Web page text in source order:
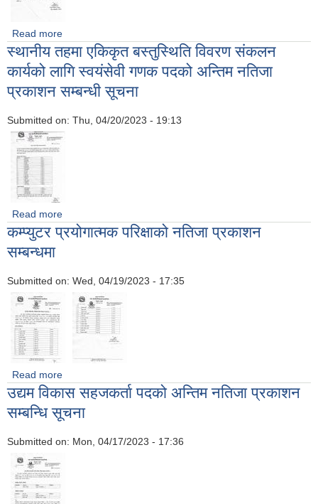
Read more
स्थानीय तहमा एकिकृत बस्तुस्थिति विवरण संकलन
कार्यको लागि स्वयंसेवी गणक पदको अन्तिम नतिजा
प्रकाशन सम्बन्धी सूचना
Submitted on: Thu, 04/20/2023 - 19:13
Read more
स्वयंसेवी गणक पदको अन्तिम नतिजा प्रकाशन सम्बन्धी सूचना
कम्प्युटर प्रयोगात्मक परिक्षाको नतिजा प्रकाशन
सम्बन्धमा
Submitted on: Wed, 04/19/2023 - 17:35
Read more
उद्यम विकास सहजकर्ता पदको अन्तिम नतिजा प्रकाशन
सम्बन्धि सूचना
Submitted on: Mon, 04/17/2023 - 17:36